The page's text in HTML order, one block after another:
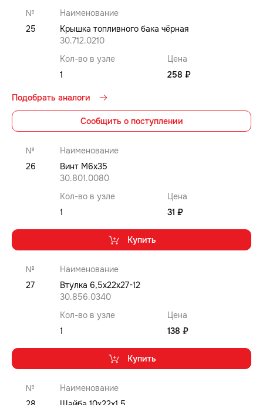
№
Наименование
25
Крышка топливного бака чёрная
30.712.0210
Кол-во в узле
Цена
1
258 ₽
Сообщить о поступлении
Подобрать аналоги
№
Наименование
26
Винт M6x35
30.801.0080
Кол-во в узле
Цена
1
31 ₽
Купить
№
Наименование
27
Втулка 6,5x22x27-12
30.856.0340
Кол-во в узле
Цена
1
138 ₽
Купить
№
Наименование